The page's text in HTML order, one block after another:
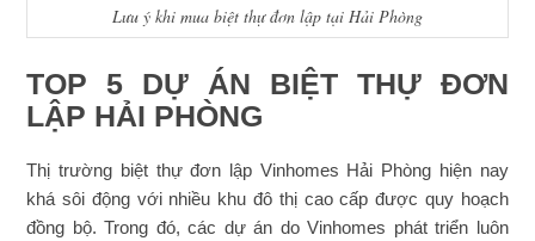
Lưu ý khi mua biệt thự đơn lập tại Hải Phòng
TOP 5 DỰ ÁN BIỆT THỰ ĐƠN
LẬP HẢI PHÒNG
Thị trường biệt thự đơn lập Vinhomes Hải Phòng hiện nay
khá sôi động với nhiều khu đô thị cao cấp được quy hoạch
đồng bộ. Trong đó, các dự án do Vinhomes phát triển luôn